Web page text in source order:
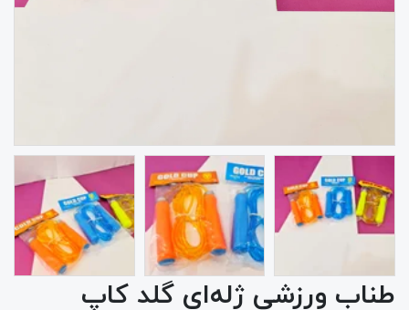
طناب ورزشی ژله‌ای گلد کاپ